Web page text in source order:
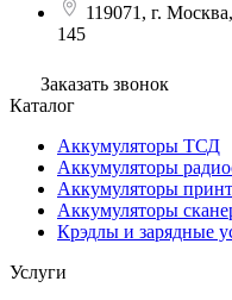
119071, г.
145
Заказать звонок
Каталог
Аккумуляторы ТСД
Аккумуляторы
Аккумуляторы
Аккумуляторы
Крэдлы и зарядные
Услуги